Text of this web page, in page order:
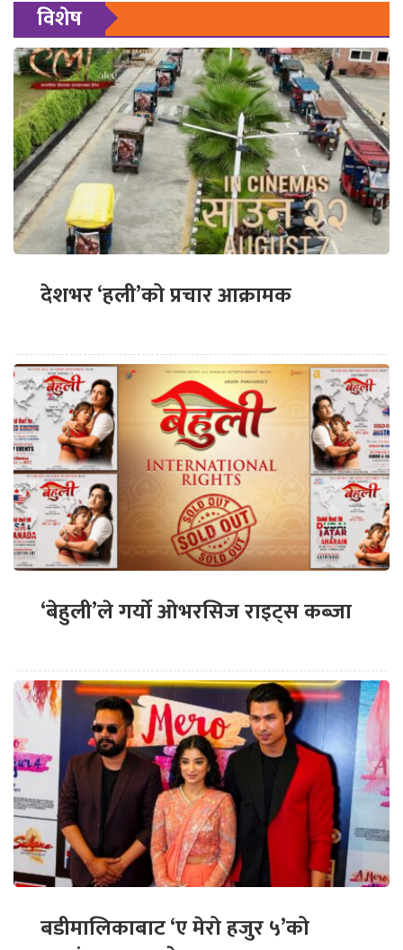
विशेष
देशभर ‘हली’को प्रचार आक्रामक
‘बेहुली’ले गर्यो ओभरसिज राइट्स कब्जा
बडीमालिकाबाट ‘ए मेरो हजुर ५’को